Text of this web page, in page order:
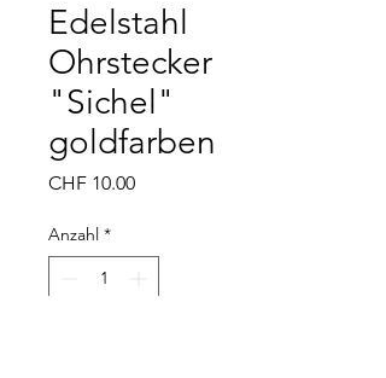
Edelstahl
Ohrstecker
"Sichel"
goldfarben
CHF 10.00Preis
Anzahl *